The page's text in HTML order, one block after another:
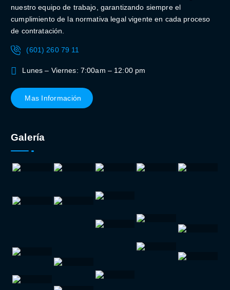
nuestro equipo de trabajo, garantizando siempre el
cumplimiento de la normativa legal vigente en cada proceso
de contratación.
(601) 260 79 11
Lunes – Viernes: 7:00am – 12:00 pm
Mas Información
Galería